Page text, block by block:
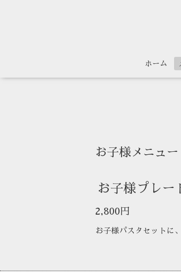
ホーム
お子様メニュー
お子様プレー
2,800円
お子様パスタセットに